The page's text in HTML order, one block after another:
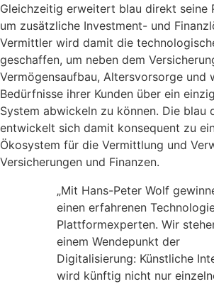
Gleichzeitig erweitert blau direkt seine
um zusätzliche Investment- und
Vermittler wird damit die
geschaffen, um neben dem
Vermögensaufbau, Altersvorsorge und
Bedürfnisse ihrer Kunden über ein
System abwickeln zu können. Die blau
entwickelt sich damit konsequent zu
Ökosystem für die Vermittlung und
Versicherungen und Finanzen.
„Mit Hans-Peter Wolf
einen erfahrenen
Plattformexperten. Wir
einem Wendepunkt der
Digitalisierung: Künstliche
wird künftig nicht nur